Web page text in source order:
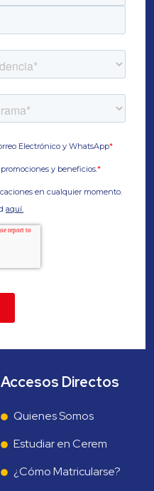
Accesos Directos
Quienes Somos
Estudiar en Cerem
¿Cómo Matricularse?